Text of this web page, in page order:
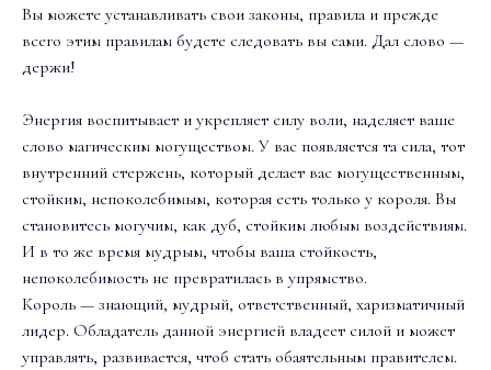
Вы можете устанавливать свои законы, правила и прежде
всего этим правилам будете следовать вы сами. Дал слово —
держи!
Энергия воспитывает и укрепляет силу воли, наделяет ваше
слово магическим могуществом. У вас появляется та сила, тот
внутренний стержень, который делает вас могущественным,
стойким, непоколебимым, которая есть только у короля. Вы
становитесь могучим, как дуб, стойким любым воздействиям.
И в то же время мудрым, чтобы ваша стойкость,
непоколебимость не превратилась в упрямство.
Король — знающий, мудрый, ответственный, харизматичный
лидер. Обладатель данной энергией владеет силой и может
управлять, развивается, чтоб стать обаятельным правителем.